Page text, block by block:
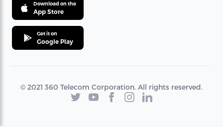
Download on the
App Store
Get it on
Google Play
© 2021 360 Telecom Corporation. All rights reserved.